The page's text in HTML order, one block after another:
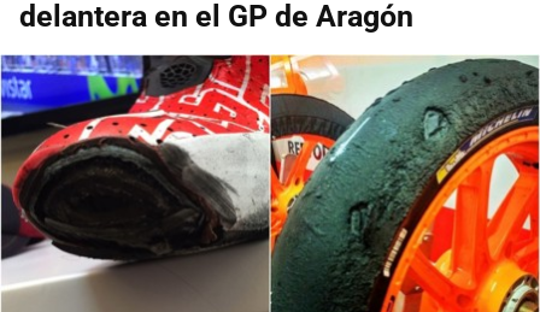
delantera en el GP de Aragón